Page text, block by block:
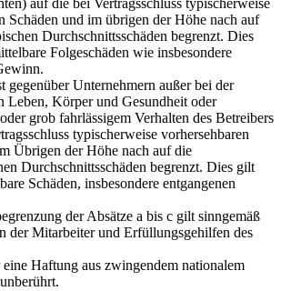
auf die bei Vertragsschluss typischerweise
Schäden und im übrigen der Höhe nach auf
Durchschnittsschäden begrenzt. Dies
Folgeschäden wie insbesondere
gegenüber Unternehmern außer bei der
Leben, Körper und Gesundheit oder
grob fahrlässigem Verhalten des Betreibers
typischerweise vorhersehbaren
Übrigen der Höhe nach auf die
Durchschnittsschäden begrenzt. Dies gilt
Schäden, insbesondere entgangenen
der Absätze a bis c gilt sinngemäß
der Mitarbeiter und Erfüllungsgehilfen des
Haftung aus zwingendem nationalem